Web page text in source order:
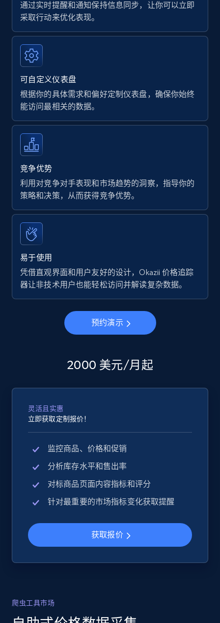
通过实时提醒和通知保持信息同步，让你可以立即
采取行动来优化表现。
可自定义仪表盘
根据你的具体需求和偏好定制仪表盘，确保你始终
能访问最相关的数据。
竞争优势
利用对竞争对手表现和市场趋势的洞察，指导你的
策略和决策，从而获得竞争优势。
易于使用
凭借直观界面和用户友好的设计，Okazii 价格追踪
器让非技术用户也能轻松访问并解读复杂数据。
预约演示
2000 美元/月起
灵活且实惠
立即获取定制报价！
监控商品、价格和促销
分析库存水平和售出率
对标商品页面内容指标和评分
针对最重要的市场指标变化获取提醒
获取报价
爬虫工具市场